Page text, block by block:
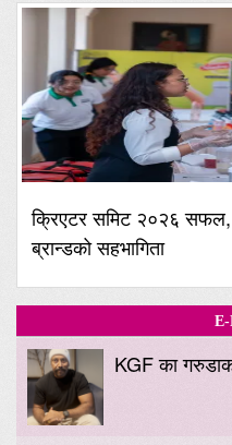
क्रिएटर समिट २०२६ सफल,
ब्रान्डको सहभागिता
KGF का